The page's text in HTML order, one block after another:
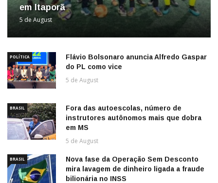
em Itaporã
5 de August
POLÍTICA
Flávio Bolsonaro anuncia Alfredo Gaspar
do PL como vice
5 de August
BRASIL
Fora das autoescolas, número de
instrutores autônomos mais que dobra
em MS
5 de August
BRASIL
Nova fase da Operação Sem Desconto
mira lavagem de dinheiro ligada a fraude
bilionária no INSS